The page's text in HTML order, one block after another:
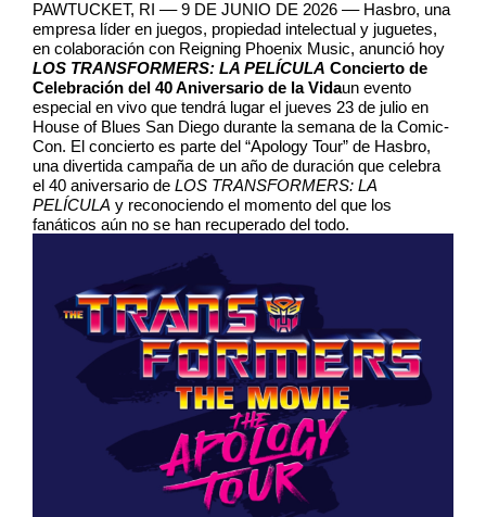
PAWTUCKET, RI –– 9 DE JUNIO DE 2026 –– Hasbro, una
empresa líder en juegos, propiedad intelectual y juguetes,
en colaboración con Reigning Phoenix Music, anunció hoy
LOS TRANSFORMERS: LA PELÍCULA Concierto de
Celebración del 40 Aniversario de la Vidaun evento
especial en vivo que tendrá lugar el jueves 23 de julio en
House of Blues San Diego durante la semana de la Comic-
Con. El concierto es parte del “Apology Tour” de Hasbro,
una divertida campaña de un año de duración que celebra
el 40 aniversario de LOS TRANSFORMERS: LA
PELÍCULA y reconociendo el momento del que los
fanáticos aún no se han recuperado del todo.